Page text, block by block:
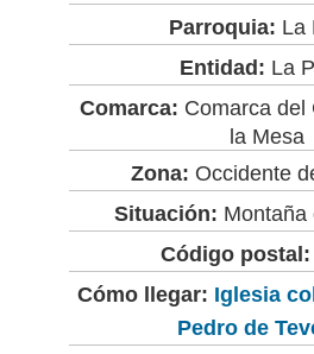
Parroquia: La
Entidad: La
Comarca: Comarca del
la Mesa
Zona: Occidente
Situación: Montaña
Código postal:
Cómo llegar: Iglesia
Pedro de